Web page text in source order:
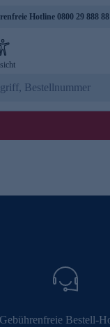
Hotline 0800 29 888 88
Gebührenfreie Bestell-